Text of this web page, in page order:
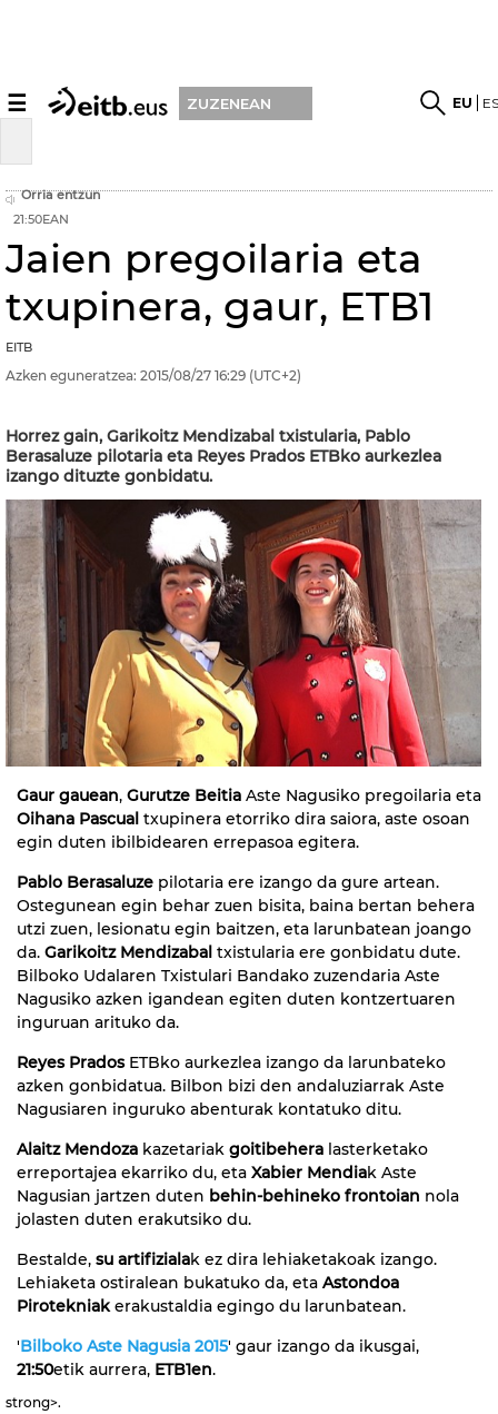
☰ ZUZENEAN EU
Orria entzun
21:50EAN
Jaien pregoilaria eta
txupinera, gaur, ETB1
EITB
Azken eguneratzea: 2015/08/27 16:29 (UTC+2)
Horrez gain, Garikoitz Mendizabal txistularia, Pablo
Berasaluze pilotaria eta Reyes Prados ETBko aurkezlea
izango dituzte gonbidatu.
Gaur gauean, Gurutze Beitia Aste Nagusiko pregoilaria eta
Oihana Pascual txupinera etorriko dira saiora, aste osoan
egin duten ibilbidearen errepasoa egitera.
Pablo Berasaluze pilotaria ere izango da gure artean.
Ostegunean egin behar zuen bisita, baina bertan behera
utzi zuen, lesionatu egin baitzen, eta larunbatean joango
da. Garikoitz Mendizabal txistularia ere gonbidatu dute.
Bilboko Udalaren Txistulari Bandako zuzendaria Aste
Nagusiko azken igandean egiten duten kontzertuaren
inguruan arituko da.
Reyes PradosETBko aurkezlea izango da larunbateko
azken gonbidatua. Bilbon bizi den andaluziarrak Aste
Nagusiaren inguruko abenturak kontatuko ditu.
Alaitz Mendoza kazetariak goitibehera lasterketako
erreportajea ekarriko du, eta Xabier Mendiak Aste
Nagusian jartzen duten behin-behineko frontoian nola
jolasten duten erakutsiko du.
Bestalde, su artifizialak ez dira lehiaketakoak izango.
Lehiaketa ostiralean bukatuko da, eta Astondoa
Pirotekniakerakustaldia egingo du larunbatean.
'Bilboko Aste Nagusia 2015' gaur izango da ikusgai,
21:50etik aurrera, ETB1en.
strong>.